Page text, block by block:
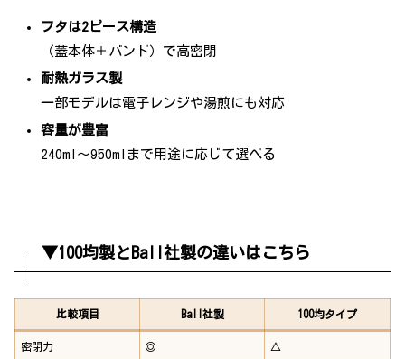
フタは2ピース構造
（蓋本体＋バンド）で高密閉
耐熱ガラス製
一部モデルは電子レンジや湯煎にも対応
容量が豊富
240ml〜950mlまで用途に応じて選べる
▼100均製とBall社製の違いはこちら
比較項目 Ball社製 100均タイプ
密閉力 ◎ △